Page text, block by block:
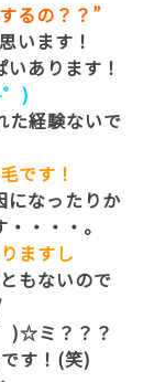
るの？？”
います！
あります！
)
た経験ないで
です！
になったりか
・・・。
ますし
もないので
)☆ミ？？？
す！(笑)